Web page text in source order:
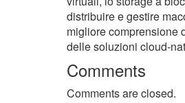
distribuire e gestire
migliore comprensione
delle soluzioni cloud-
Comments
Comments are closed.